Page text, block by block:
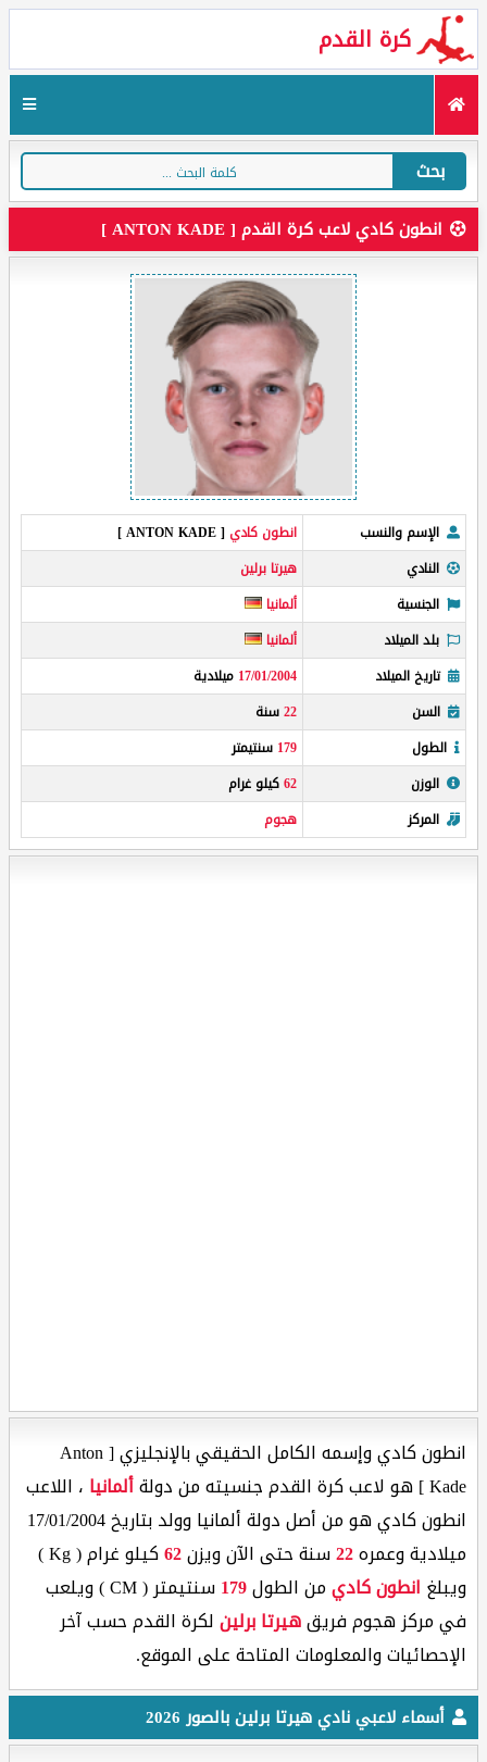
كرة القدم
بحث
انطون كادي لاعب كرة القدم [ ANTON KADE ]
الإسم والنسب انطون كادي [ ANTON KADE ]
النادي
هيرتا برلين
الجنسية
ألمانيا
بلد الميلاد
ألمانيا
تاريخ الميلاد
17/01/2004 ميلادية
السن
22سنة
الطول
179 سنتيمتر
الوزن
62كيلو غرام
المركز
هجوم
انطون كادي وإسمه الكامل الحقيقي بالإنجليزي [ Anton
Kade ] هو لاعب كرة القدم جنسيته من دولة
ألمانيا ، اللاعب
انطون كادي هو من أصل دولة ألمانيا وولد بتاريخ 17/01/2004
ميلادية وعمره22سنة حتى الآن ويزن62
كيلو غرام ( Kg )
ويبلغ انطون كاديمن الطول179
سنتيمتر ( CM ) ويلعب
في مركز هجوم فريقهيرتا برلينلكرة القدم حسب آخر
الإحصائيات والمعلومات المتاحة على الموقع.
أسماء لاعبي نادي هيرتا برلين بالصور 2026